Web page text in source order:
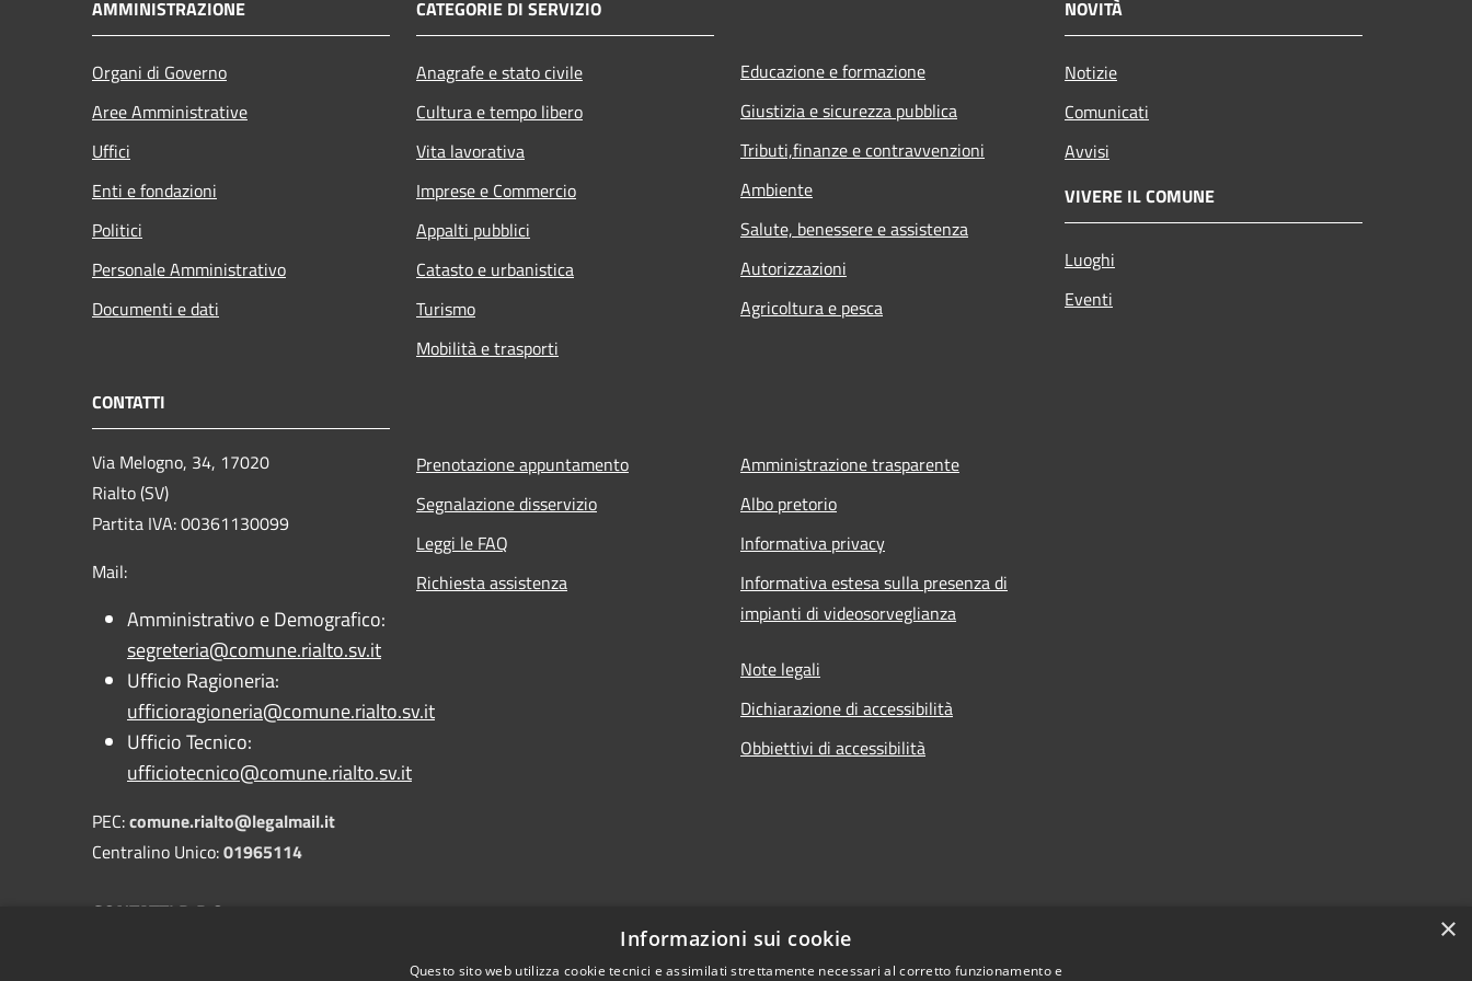
AMMINISTRAZIONE
Organi di Governo
Aree Amministrative
Uffici
Enti e fondazioni
Politici
Personale Amministrativo
Documenti e dati
CATEGORIE DI SERVIZIO
Anagrafe e stato civile
Cultura e tempo libero
Vita lavorativa
Imprese e Commercio
Appalti pubblici
Catasto e urbanistica
Turismo
Mobilità e trasporti
Educazione e formazione
Giustizia e sicurezza pubblica
Tributi,finanze e contravvenzioni
Ambiente
Salute, benessere e assistenza
Autorizzazioni
Agricoltura e pesca
NOVITÀ
Notizie
Comunicati
Avvisi
VIVERE IL COMUNE
Luoghi
Eventi
CONTATTI
Via Melogno, 34, 17020
Rialto (SV)
Partita IVA: 00361130099
Mail:
Amministrativo e Demografico:
segreteria@comune.rialto.sv.it
Ufficio Ragioneria:
ufficioragioneria@comune.rialto.sv.it
Ufficio Tecnico:
ufficiotecnico@comune.rialto.sv.it
PEC:comune.rialto@legalmail.it
Centralino Unico:01965114
CONTATTI D.P.O.
Prenotazione appuntamento
Segnalazione disservizio
Leggi le FAQ
Richiesta assistenza
Amministrazione trasparente
Albo pretorio
Informativa privacy
Informativa estesa sulla presenza di
impianti di videosorveglianza
Note legali
Dichiarazione di accessibilità
Obbiettivi di accessibilità
×
Informazioni sui cookie
Questo sito web utilizza cookie tecnici e assimilati strettamente necessari al corretto funzionamento e